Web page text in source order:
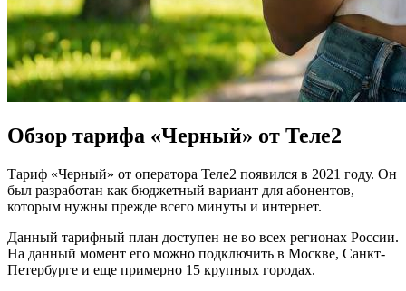
Обзор тарифа «Черный» от Теле2
Тариф «Черный» от оператора Теле2 появился в 2021 году. Он
был разработан как бюджетный вариант для абонентов,
которым нужны прежде всего минуты и интернет.
Данный тарифный план доступен не во всех регионах России.
На данный момент его можно подключить в Москве, Санкт-
Петербурге и еще примерно 15 крупных городах.